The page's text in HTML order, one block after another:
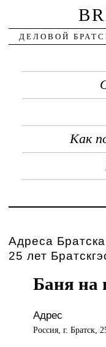
ДЕЛОВОЙ
Как
Адреса
25 лет
Баня на
Адрес
Россия, г. Братск,